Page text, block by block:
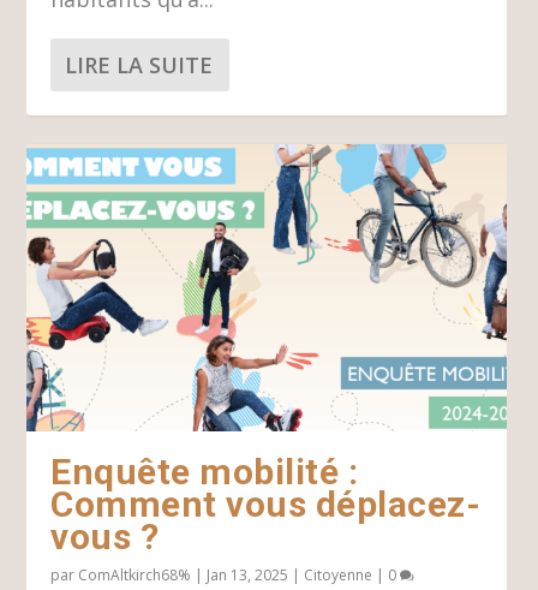
LIRE LA SUITE
Enquête mobilité :
Comment vous déplacez-
vous ?
par ComAltkirch68% | Jan 13, 2025 | Citoyenne | 0